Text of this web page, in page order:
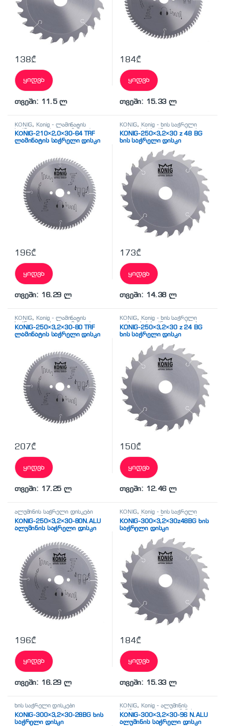
138₾
ყიდვა
თვეში: 11.5 ლ
184₾
ყიდვა
თვეში: 15.33 ლ
KÖNİG, Konig - ლამინატის
საჭრელი დისკი, ლამინატის
საჭრელი დისკები
KÖNİG-210×2,0×30-64 TRF
ლამინატის საჭრელი დისკი
196₾
ყიდვა
თვეში: 16.29 ლ
KÖNİG, Konig - ხის საჭრელი
დისკი,ხის საჭრელი დისკები
KONIG-250×3,2×30 z 48 BG
ხის საჭრელი დისკი
173₾
ყიდვა
თვეში: 14.38 ლ
KÖNİG, Konig - ლამინატის
საჭრელი დისკი,
ლამინატის
საჭრელი დისკები
KÖNİG-250×3,2×30-80 TRF
ლამინატის საჭრელი დისკი
207₾
ყიდვა
თვეში: 17.25 ლ
KÖNİG, Konig - ხის საჭრელი
დისკი,ხის საჭრელი დისკები
KONIG-250×3,2×30 z 24 BG
ხის საჭრელი დისკი
150₾
ყიდვა
თვეში: 12.46 ლ
ალუმინის საჭრელი დისკები
KÖNİG-250×3,2×30-80N.ALU
ალუმინის საჭრელი დისკი
196₾
ყიდვა
თვეში: 16.29 ლ
KÖNİG, Konig - ხის საჭრელი
დისკი,ხის საჭრელი დისკები
KÖNİG-300×3,2×30z48BG ხის
საჭრელი დისკი
184₾
ყიდვა
თვეში: 15.33 ლ
ხის საჭრელი დისკები
KÖNİG-300×3,2×30-28BG ხის
საჭრელი დისკი
KÖNİG, Konig - ალუმინის
საჭრელი დისკი,
ალუმინის
საჭრელი დისკები
KÖNİG-300×3,2×30-96 N.ALU
ალუმინის საჭრელი დისკი